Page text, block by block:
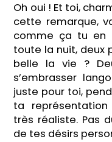
Oh oui ! Et toi,
cette remarque,
comme ça tu en
toute la nuit, deux
belle la vie ?
s’embrasser
juste pour toi,
ta
très réaliste. Pas
de tes désirs